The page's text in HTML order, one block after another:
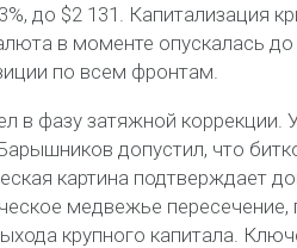
до $2 131. Капитализация
в моменте опускалась
по всем фронтам.
в фазу затяжной
допустил, что
картина подтверждает
медвежье
крупного капитала.